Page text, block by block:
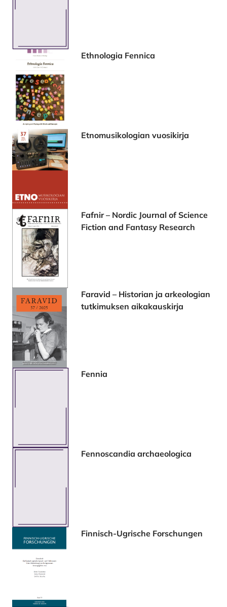
Ethnologia Fennica
Etnomusikologian vuosikirja
Fafnir – Nordic Journal of Science
Fiction and Fantasy Research
Faravid – Historian ja arkeologian
tutkimuksen aikakauskirja
Fennia
Fennoscandia archaeologica
Finnisch-Ugrische Forschungen